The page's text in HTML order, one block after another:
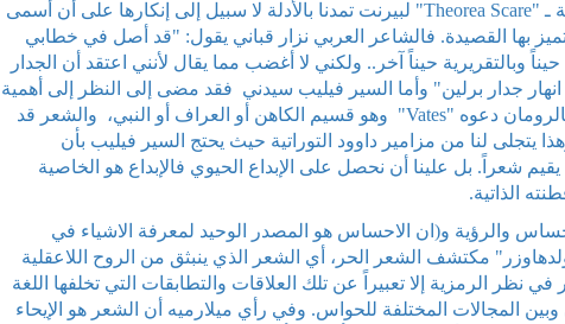
إن كتابات أفلاطون والأسقف تايلر والنظرية المقدسة ـ "Theorea Scare" لبيرنت تمدنا بالأدلة لا سبيل إلى إنكارها على أن أسمى
بها القصيدة. فالشاعر العربي نزار قباني يقول: "قد أصل في خطابي
وبالتقريرية حيناً آخر.. ولكني لا أغضب مما يقال لأنني اعتقد أن الجدار
جدار برلين" وأما السير فيليب سيدني فقد مضى إلى النظر إلى أهمية
اللقب الذي خلعه الإغريق والرومان على الشاعر ـ فالرومان دعوه "Vates" وهو قسيم الكاهن أو العراف أو النبي، والشعر قد
يتجلى لنا من مزامير داوود التوراتية حيث يحتج السير فيليب بأن
شعراً. بل علينا أن نحصل على الإبداع الحيوي فالإبداع هو الخاصية
الذاتية.
والرؤية و(ان الاحساس هو المصدر الوحيد لمعرفة الاشياء في
مكتشف الشعر الحر، أي الشعر الذي ينبثق من الروح اللاعقلية
الرمزية إلا تعبيراً عن تلك العلاقات والتطابقات التي تخلفها اللغة
وبين المجالات المختلفة للحواس. وفي رأي ميلارميه أن الشعر هو الإيحاء